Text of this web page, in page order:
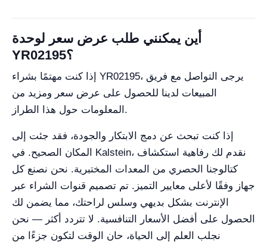
أين يمكنني طلب عرض سعر لوحدة
YR02195؟
إذا كنت مهتمًا بشراء YR02195، يرجى التواصل مع فريق
المبيعات لدينا للحصول على عرض سعر ومزيد من
المعلومات حول هذا الطراز.
إذا كنت تبحث عن دمج الابتكار والجودة، فقد جئت إلى
المكان الصحيح. في Kalstein، نقدم لك رفاهية استكشاف
كتالوجنا الحصري من المعدات المختبرية. نحن نصنع كل
جهاز وفقًا لأعلى معايير التميز. تم تصميم قنوات الشراء عبر
الإنترنت بشكل بديهي وسلس لراحتك، مما يضمن لك
الحصول على أفضل الأسعار التنافسية. لا تتردد أكثر — نحن
نجلب العلم إلى الحياة، حان الوقت لتكون جزءًا من